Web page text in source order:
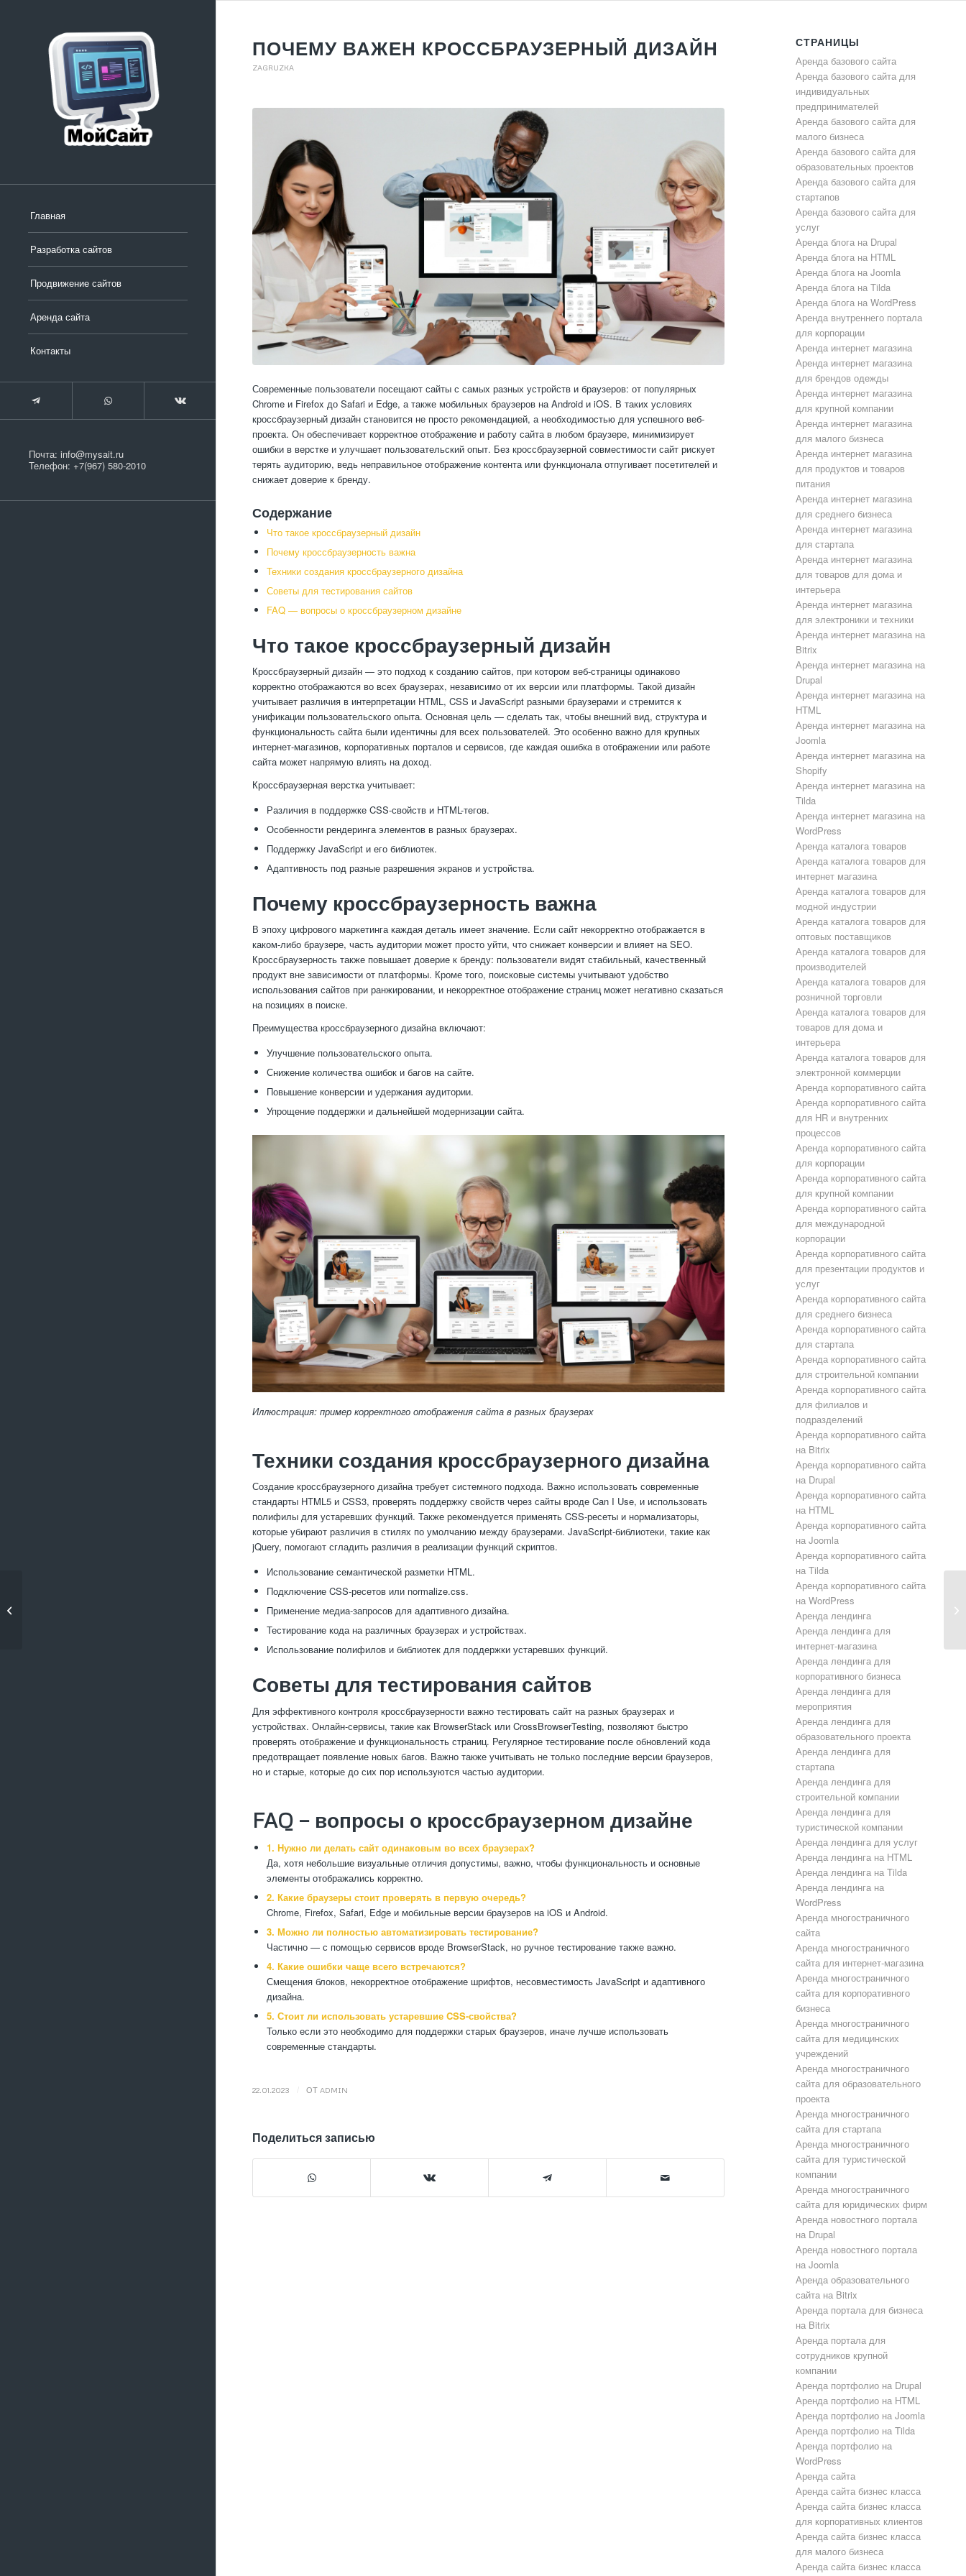
Главная
Разработка сайтов
Продвижение сайтов
Аренда сайта
Контакты
Почта: info@mysait.ru
Телефон: +7(967) 580-2010
ПОЧЕМУ ВАЖЕН КРОССБРАУЗЕРНЫЙ ДИЗАЙН
ZAGRUZKA
Современные пользователи посещают сайты с самых разных устройств и браузеров: от популярных
Chrome и Firefox до Safari и Edge, а также мобильных браузеров на Android и iOS. В таких условиях
кроссбраузерный дизайн становится не просто рекомендацией, а необходимостью для успешного веб-
проекта. Он обеспечивает корректное отображение и работу сайта в любом браузере, минимизирует
ошибки в верстке и улучшает пользовательский опыт. Без кроссбраузерной совместимости сайт рискует
терять аудиторию, ведь неправильное отображение контента или функционала отпугивает посетителей и
снижает доверие к бренду.
Содержание
Что такое кроссбраузерный дизайн
Почему кроссбраузерность важна
Техники создания кроссбраузерного дизайна
Советы для тестирования сайтов
FAQ — вопросы о кроссбраузерном дизайне
Что такое кроссбраузерный дизайн
Кроссбраузерный дизайн — это подход к созданию сайтов, при котором веб-страницы одинаково
корректно отображаются во всех браузерах, независимо от их версии или платформы. Такой дизайн
учитывает различия в интерпретации HTML, CSS и JavaScript разными браузерами и стремится к
унификации пользовательского опыта. Основная цель — сделать так, чтобы внешний вид, структура и
функциональность сайта были идентичны для всех пользователей. Это особенно важно для крупных
интернет-магазинов, корпоративных порталов и сервисов, где каждая ошибка в отображении или работе
сайта может напрямую влиять на доход.
Кроссбраузерная верстка учитывает:
Различия в поддержке CSS-свойств и HTML-тегов.
Особенности рендеринга элементов в разных браузерах.
Поддержку JavaScript и его библиотек.
Адаптивность под разные разрешения экранов и устройства.
Почему кроссбраузерность важна
В эпоху цифрового маркетинга каждая деталь имеет значение. Если сайт некорректно отображается в
каком-либо браузере, часть аудитории может просто уйти, что снижает конверсии и влияет на SEO.
Кроссбраузерность также повышает доверие к бренду: пользователи видят стабильный, качественный
продукт вне зависимости от платформы. Кроме того, поисковые системы учитывают удобство
использования сайтов при ранжировании, и некорректное отображение страниц может негативно сказаться
на позициях в поиске.
Преимущества кроссбраузерного дизайна включают:
Улучшение пользовательского опыта.
Снижение количества ошибок и багов на сайте.
Повышение конверсии и удержания аудитории.
Упрощение поддержки и дальнейшей модернизации сайта.
Иллюстрация: пример корректного отображения сайта в разных браузерах
Техники создания кроссбраузерного дизайна
Создание кроссбраузерного дизайна требует системного подхода. Важно использовать современные
стандарты HTML5 и CSS3, проверять поддержку свойств через сайты вроде Can I Use, и использовать
полифилы для устаревших функций. Также рекомендуется применять CSS-ресеты и нормализаторы,
которые убирают различия в стилях по умолчанию между браузерами. JavaScript-библиотеки, такие как
jQuery, помогают сгладить различия в реализации функций скриптов.
Использование семантической разметки HTML.
Подключение CSS-ресетов или normalize.css.
Применение медиа-запросов для адаптивного дизайна.
Тестирование кода на различных браузерах и устройствах.
Использование полифилов и библиотек для поддержки устаревших функций.
Советы для тестирования сайтов
Для эффективного контроля кроссбраузерности важно тестировать сайт на разных браузерах и
устройствах. Онлайн-сервисы, такие как BrowserStack или CrossBrowserTesting, позволяют быстро
проверять отображение и функциональность страниц. Регулярное тестирование после обновлений кода
предотвращает появление новых багов. Важно также учитывать не только последние версии браузеров,
но и старые, которые до сих пор используются частью аудитории.
FAQ — вопросы о кроссбраузерном дизайне
1. Нужно ли делать сайт одинаковым во всех браузерах?
Да, хотя небольшие визуальные отличия допустимы, важно, чтобы функциональность и основные
элементы отображались корректно.
2. Какие браузеры стоит проверять в первую очередь?
Chrome, Firefox, Safari, Edge и мобильные версии браузеров на iOS и Android.
3. Можно ли полностью автоматизировать тестирование?
Частично — с помощью сервисов вроде BrowserStack, но ручное тестирование также важно.
4. Какие ошибки чаще всего встречаются?
Смещения блоков, некорректное отображение шрифтов, несовместимость JavaScript и адаптивного
дизайна.
5. Стоит ли использовать устаревшие CSS-свойства?
Только если это необходимо для поддержки старых браузеров, иначе лучше использовать
современные стандарты.
22.01.2023 ОТ ADMIN
Поделиться записью
СТРАНИЦЫ
Аренда базового сайта
Аренда базового сайта для
индивидуальных
предпринимателей
Аренда базового сайта для
малого бизнеса
Аренда базового сайта для
образовательных проектов
Аренда базового сайта для
стартапов
Аренда базового сайта для
услуг
Аренда блога на Drupal
Аренда блога на HTML
Аренда блога на Joomla
Аренда блога на Tilda
Аренда блога на WordPress
Аренда внутреннего портала
для корпорации
Аренда интернет магазина
Аренда интернет магазина
для брендов одежды
Аренда интернет магазина
для крупной компании
Аренда интернет магазина
для малого бизнеса
Аренда интернет магазина
для продуктов и товаров
питания
Аренда интернет магазина
для среднего бизнеса
Аренда интернет магазина
для стартапа
Аренда интернет магазина
для товаров для дома и
интерьера
Аренда интернет магазина
для электроники и техники
Аренда интернет магазина на
Bitrix
Аренда интернет магазина на
Drupal
Аренда интернет магазина на
HTML
Аренда интернет магазина на
Joomla
Аренда интернет магазина на
Shopify
Аренда интернет магазина на
Tilda
Аренда интернет магазина на
WordPress
Аренда каталога товаров
Аренда каталога товаров для
интернет магазина
Аренда каталога товаров для
модной индустрии
Аренда каталога товаров для
оптовых поставщиков
Аренда каталога товаров для
производителей
Аренда каталога товаров для
розничной торговли
Аренда каталога товаров для
товаров для дома и
интерьера
Аренда каталога товаров для
электронной коммерции
Аренда корпоративного сайта
Аренда корпоративного сайта
для HR и внутренних
процессов
Аренда корпоративного сайта
для корпорации
Аренда корпоративного сайта
для крупной компании
Аренда корпоративного сайта
для международной
корпорации
Аренда корпоративного сайта
для презентации продуктов и
услуг
Аренда корпоративного сайта
для среднего бизнеса
Аренда корпоративного сайта
для стартапа
Аренда корпоративного сайта
для строительной компании
Аренда корпоративного сайта
для филиалов и
подразделений
Аренда корпоративного сайта
на Bitrix
Аренда корпоративного сайта
на Drupal
Аренда корпоративного сайта
на HTML
Аренда корпоративного сайта
на Joomla
Аренда корпоративного сайта
на Tilda
Аренда корпоративного сайта
на WordPress
Аренда лендинга
Аренда лендинга для
интернет-магазина
Аренда лендинга для
корпоративного бизнеса
Аренда лендинга для
мероприятия
Аренда лендинга для
образовательного проекта
Аренда лендинга для
стартапа
Аренда лендинга для
строительной компании
Аренда лендинга для
туристической компании
Аренда лендинга для услуг
Аренда лендинга на HTML
Аренда лендинга на Tilda
Аренда лендинга на
WordPress
Аренда многостраничного
сайта
Аренда многостраничного
сайта для интернет-магазина
Аренда многостраничного
сайта для корпоративного
бизнеса
Аренда многостраничного
сайта для медицинских
учреждений
Аренда многостраничного
сайта для образовательного
проекта
Аренда многостраничного
сайта для стартапа
Аренда многостраничного
сайта для туристической
компании
Аренда многостраничного
сайта для юридических фирм
Аренда новостного портала
на Drupal
Аренда новостного портала
на Joomla
Аренда образовательного
сайта на Bitrix
Аренда портала для бизнеса
на Bitrix
Аренда портала для
сотрудников крупной
компании
Аренда портфолио на Drupal
Аренда портфолио на HTML
Аренда портфолио на Joomla
Аренда портфолио на Tilda
Аренда портфолио на
WordPress
Аренда сайта
Аренда сайта бизнес класса
Аренда сайта бизнес класса
для корпоративных клиентов
Аренда сайта бизнес класса
для малого бизнеса
Аренда сайта бизнес класса